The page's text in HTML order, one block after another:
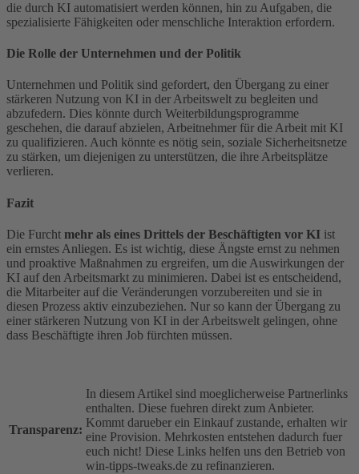
die durch KI automatisiert werden können, hin zu Aufgaben, die
spezialisierte Fähigkeiten oder menschliche Interaktion erfordern.
Die Rolle der Unternehmen und der Politik
Unternehmen und Politik sind gefordert, den Übergang zu einer
stärkeren Nutzung von KI in der Arbeitswelt zu begleiten und
abzufedern. Dies könnte durch Weiterbildungsprogramme
geschehen, die darauf abzielen, Arbeitnehmer für die Arbeit mit KI
zu qualifizieren. Auch könnte es nötig sein, soziale Sicherheitsnetze
zu stärken, um diejenigen zu unterstützen, die ihre Arbeitsplätze
verlieren.
Fazit
Die Furcht mehr als eines Drittels der Beschäftigten vor KI ist
ein ernstes Anliegen. Es ist wichtig, diese Ängste ernst zu nehmen
und proaktive Maßnahmen zu ergreifen, um die Auswirkungen der
KI auf den Arbeitsmarkt zu minimieren. Dabei ist es entscheidend,
die Mitarbeiter auf die Veränderungen vorzubereiten und sie in
diesen Prozess aktiv einzubeziehen. Nur so kann der Übergang zu
einer stärkeren Nutzung von KI in der Arbeitswelt gelingen, ohne
dass Beschäftigte ihren Job fürchten müssen.
Transparenz:
In diesem Artikel sind moeglicherweise Partnerlinks
enthalten. Diese fuehren direkt zum Anbieter.
Kommt darueber ein Einkauf zustande, erhalten wir
eine Provision. Mehrkosten entstehen dadurch fuer
euch nicht! Diese Links helfen uns den Betrieb von
win-tipps-tweaks.de zu refinanzieren.